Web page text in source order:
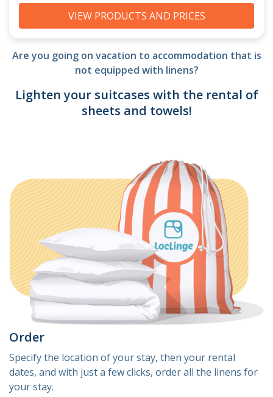
VIEW PRODUCTS AND PRICES
Are you going on vacation to accommodation that is
not equipped with linens?
Lighten your suitcases with the rental of
sheets and towels!
Order
Specify the location of your stay, then your rental
dates, and with just a few clicks, order all the linens for
your stay.